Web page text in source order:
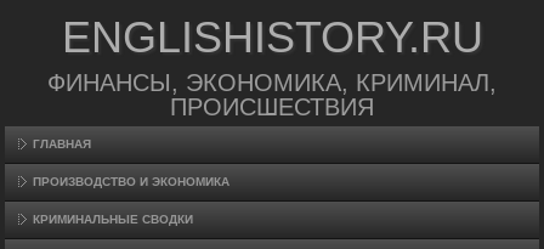
ENGLISHISTORY.RU
ФИНАНСЫ, ЭКОНОМИКА, КРИМИНАЛ,
ПРОИСШЕСТВИЯ
ГЛАВНАЯ
ПРОИЗВΟДСТВО И ЭКОНОМИКА
КРИМИНАЛЬНЫЕ СВОДКИ